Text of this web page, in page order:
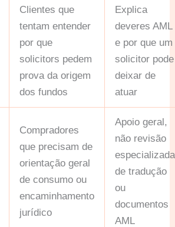
Clientes que
tentam entender
por que
solicitors pedem
prova da origem
dos fundos
Explica
deveres AML
e por que um
solicitor pode
deixar de
atuar
Compradores
que precisam de
orientação geral
de consumo ou
encaminhamento
jurídico
Apoio geral,
não revisão
especializada
de tradução
ou
documentos
AML